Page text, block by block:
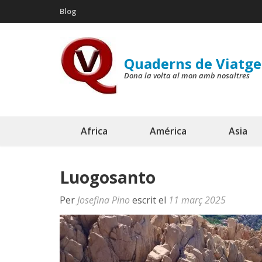
to
Blog
Quaderns de Viatge
Dona la volta al mon amb nosaltres
Africa América Asia
Luogosanto
Per Josefina Pino escrit el 11 març 2025